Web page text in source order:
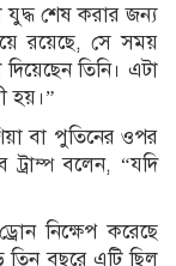
শেষ করার জন্য
রয়েছে, সে সময়
তিনি। এটা
হয়।”
বা পুতিনের ওপর
ট্রাম্প বলেন, “যদি
নিক্ষেপ করেছে
তিন বছরে এটি ছিল